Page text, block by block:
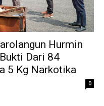
Hurmin
Dari 84
5 Kg Narkotika
0